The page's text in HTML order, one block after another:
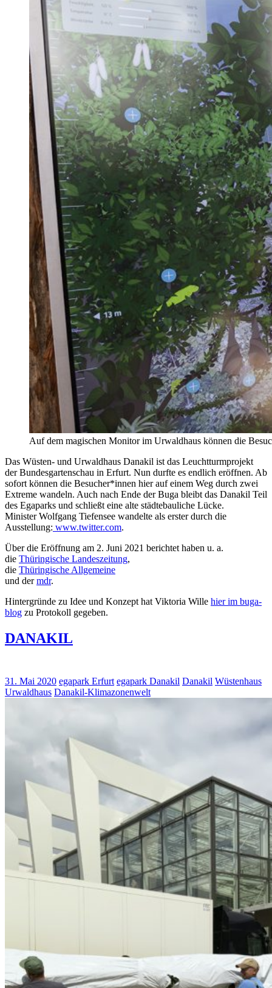
Auf dem magischen Monitor im Urwaldhaus können die
Das Wüsten- und Urwaldhaus Danakil ist das Leuchtturmprojekt
der Bundesgartenschau in Erfurt. Nun durfte es endlich eröffnen. Ab
sofort können die Besucher*innen hier auf einem Weg durch zwei
Extreme wandeln. Auch nach Ende der Buga bleibt das Danakil Teil
des Egaparks und schließt eine alte städtebauliche Lücke.
Minister Wolfgang Tiefensee wandelte als erster durch die
Ausstellung: www.twitter.com.
Über die Eröffnung am 2. Juni 2021 berichtet haben u. a.
die Thüringische Landeszeitung,
die Thüringische Allgemeine
und dermdr.
Hintergründe zu Idee und Konzept hat Viktoria Wille hier im buga-
blog zu Protokoll gegeben.
DANAKIL
31. Mai 2020 egapark Erfurt egapark Danakil Danakil Wüstenhaus
Urwaldhaus Danakil-Klimazonenwelt